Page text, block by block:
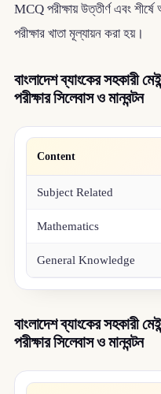
MCQ পরীক্ষায় উত্তীর্ণ এবং শীর্ষে
পরীক্ষার খাতা মূল্যায়ন করা হয়।
বাংলাদেশ ব্যাংকের সহকারী
পরীক্ষার সিলেবাস ও মানবন্টন
Content
Subject Related
Mathematics
General Knowledge
বাংলাদেশ ব্যাংকের সহকারী
পরীক্ষার সিলেবাস ও মানবন্টন